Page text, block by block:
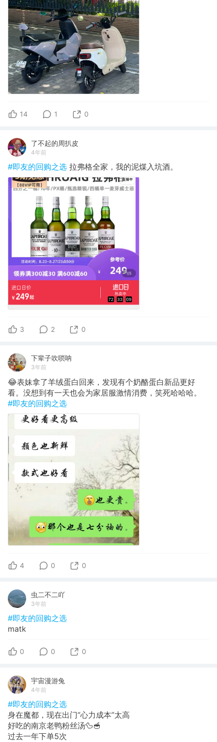
14 1 0
了不起的周扒皮
4年前
#即友的回购之选 拉弗格全家，我的泥煤入坑酒。
3 2 0
下辈子吹唢呐
3年前
😂表妹拿了羊绒蛋白回来，发现有个奶酪蛋白新品更好
看。没想到有一天也会为家居服激情消费，笑死哈哈哈。
#即友的回购之选
4 0 0
虫二不二吖
3年前
#即友的回购之选
matk
0 0 0
宇宙漫游兔
4年前
#即友的回购之选
身在魔都，现在出门“心力成本”太高
好吃的南京老鸭粉丝汤🦆🥣
过去一年下单5次